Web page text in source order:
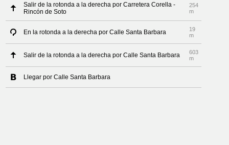
Salir de la rotonda a la derecha por Carretera Corella -
Rincón de Soto
254
m
En la rotonda a la derecha por Calle Santa Barbara
19
m
Salir de la rotonda a la derecha por Calle Santa Barbara
603
m
Llegar por Calle Santa Barbara